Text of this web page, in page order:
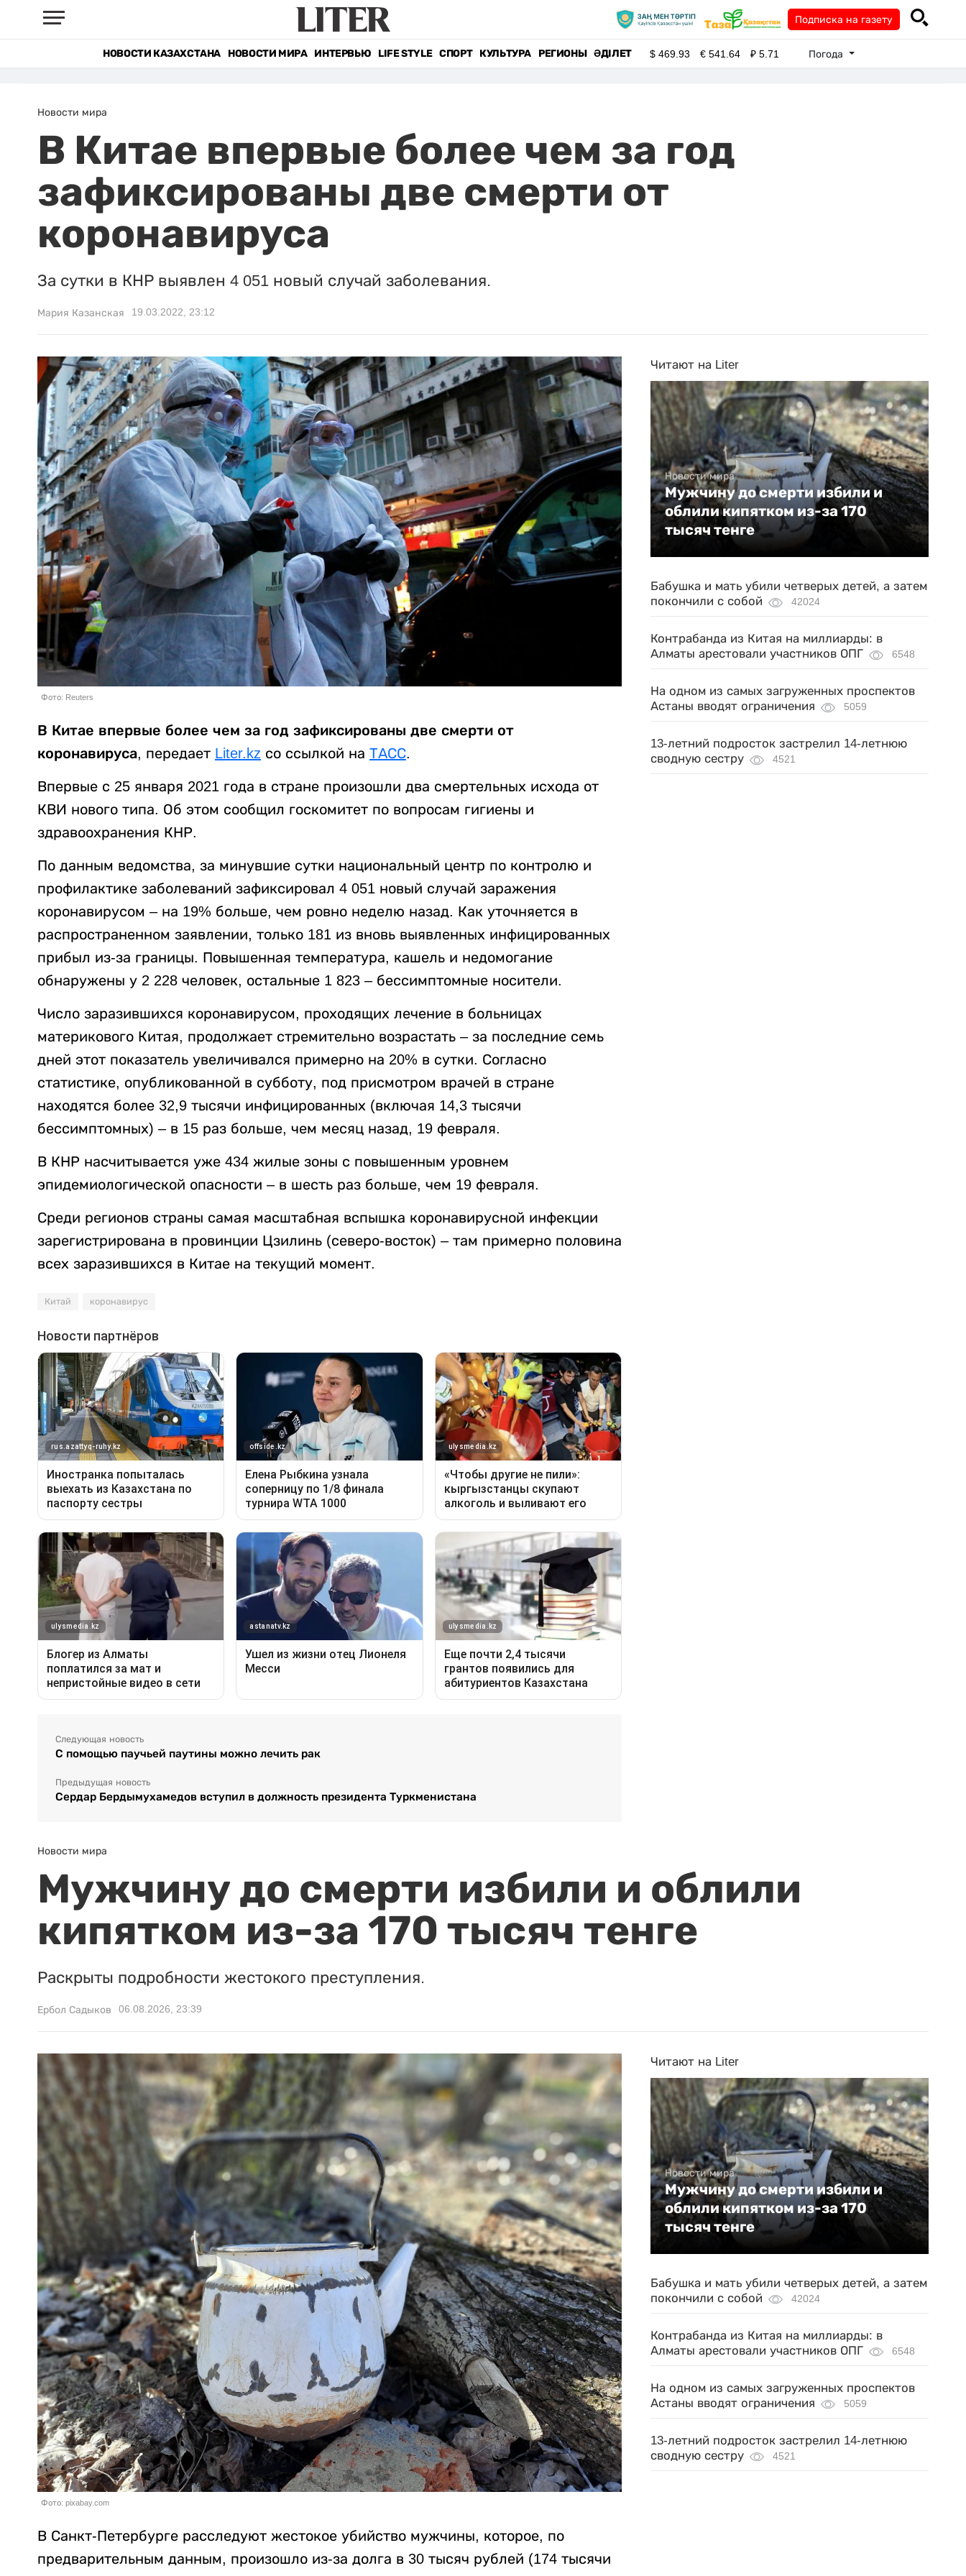
Подписка на газету
НОВОСТИ КАЗАХСТАНА НОВОСТИ МИРА ИНТЕРВЬЮ LIFE STYLE СПОРТ КУЛЬТУРА РЕГИОНЫ ӘДІЛЕТ $469.93 €541.64 ₽5.71 Погода
Новости мира
В Китае впервые более чем за год
зафиксированы две смерти от
коронавируса
За сутки в КНР выявлен 4 051 новый случай заболевания.
Мария Казанская 19.03.2022, 23:12
Фото: Reuters
В Китае впервые более чем за год зафиксированы две смерти от
коронавируса, передает Liter.kz со ссылкой на ТАСС.
Впервые с 25 января 2021 года в стране произошли два смертельных исхода от
КВИ нового типа. Об этом сообщил госкомитет по вопросам гигиены и
здравоохранения КНР.
По данным ведомства, за минувшие сутки национальный центр по контролю и
профилактике заболеваний зафиксировал 4 051 новый случай заражения
коронавирусом – на 19% больше, чем ровно неделю назад. Как уточняется в
распространенном заявлении, только 181 из вновь выявленных инфицированных
прибыл из-за границы. Повышенная температура, кашель и недомогание
обнаружены у 2 228 человек, остальные 1 823 – бессимптомные носители.
Число заразившихся коронавирусом, проходящих лечение в больницах
материкового Китая, продолжает стремительно возрастать – за последние семь
дней этот показатель увеличивался примерно на 20% в сутки. Согласно
статистике, опубликованной в субботу, под присмотром врачей в стране
находятся более 32,9 тысячи инфицированных (включая 14,3 тысячи
бессимптомных) – в 15 раз больше, чем месяц назад, 19 февраля.
В КНР насчитывается уже 434 жилые зоны с повышенным уровнем
эпидемиологической опасности – в шесть раз больше, чем 19 февраля.
Среди регионов страны самая масштабная вспышка коронавирусной инфекции
зарегистрирована в провинции Цзилинь (северо-восток) – там примерно половина
всех заразившихся в Китае на текущий момент.
Китай коронавирус
Следующая новость
С помощью паучьей паутины можно лечить рак
Предыдущая новость
Сердар Бердымухамедов вступил в должность президента Туркменистана
Читают на Liter
Новости мира
Мужчину до смерти избили и
облили кипятком из-за 170
тысяч тенге
Бабушка и мать убили четверых детей, а затем
покончили с собой
42024
Контрабанда из Китая на миллиарды: в
Алматы арестовали участников ОПГ
6548
На одном из самых загруженных проспектов
Астаны вводят ограничения
5059
13-летний подросток застрелил 14-летнюю
сводную сестру
4521
Новости мира
Мужчину до смерти избили и облили
кипятком из-за 170 тысяч тенге
Раскрыты подробности жестокого преступления.
Ербол Садыков 06.08.2026, 23:39
Фото: pixabay.com
В Санкт-Петербурге расследуют жестокое убийство мужчины, которое, по
предварительным данным, произошло из-за долга в 30 тысяч рублей (174 тысячи
Читают на Liter
Новости мира
Мужчину до смерти избили и
облили кипятком из-за 170
тысяч тенге
Бабушка и мать убили четверых детей, а затем
покончили с собой
42024
Контрабанда из Китая на миллиарды: в
Алматы арестовали участников ОПГ
6548
На одном из самых загруженных проспектов
Астаны вводят ограничения
5059
13-летний подросток застрелил 14-летнюю
сводную сестру
4521